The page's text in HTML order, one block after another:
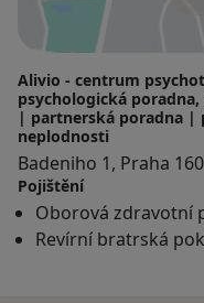
Alivio - centrum
psychologická
| partnerská poradna |
neplodnosti
Badeniho 1, Praha
Pojištění
Oborová zdravotní
Revírní bratrská